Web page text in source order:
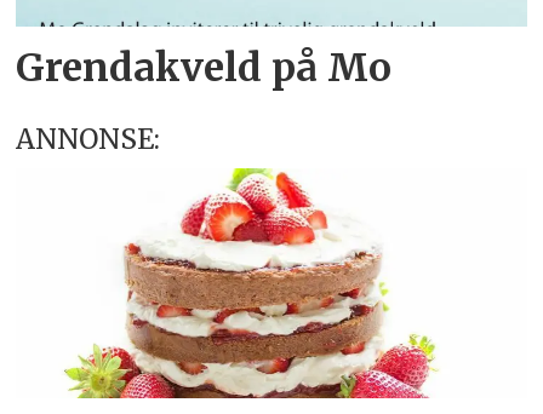
Grendakveld på Mo
ANNONSE: